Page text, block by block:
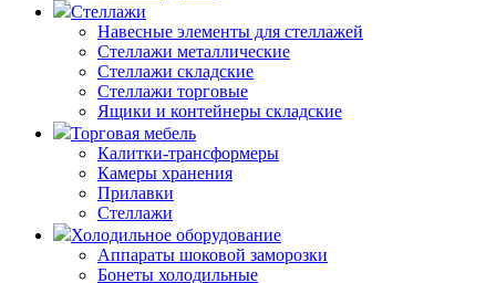
Стеллажи
Навесные элементы для стеллажей
Стеллажи металлические
Стеллажи складские
Стеллажи торговые
Ящики и контейнеры складские
Торговая мебель
Калитки-трансформеры
Камеры хранения
Прилавки
Стеллажи
Холодильное оборудование
Аппараты шоковой заморозки
Бонеты холодильные